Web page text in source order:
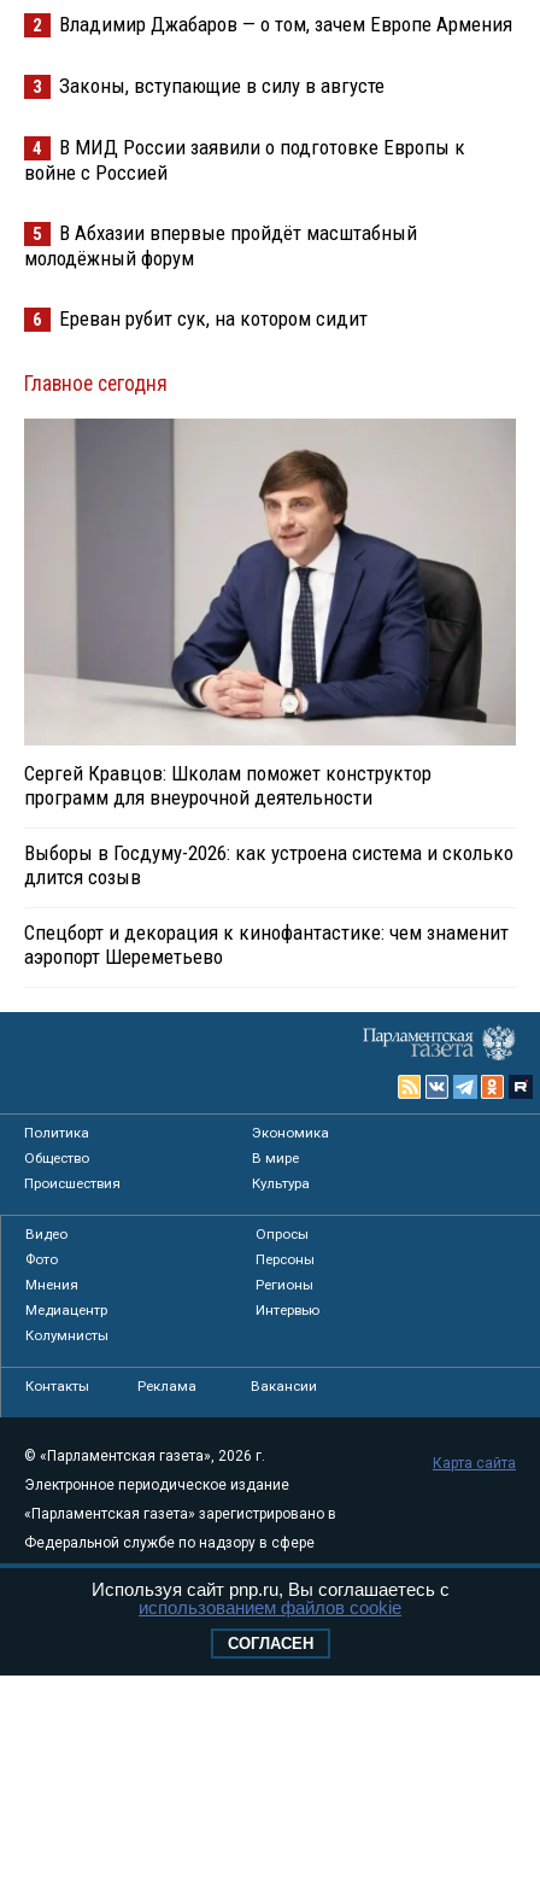
2 Владимир Джабаров — о том, зачем Европе Армения
3 Законы, вступающие в силу в августе
4
В МИД России заявили о подготовке Европы к
войне с Россией
5
В Абхазии впервые пройдёт масштабный
молодёжный форум
6 Ереван рубит сук, на котором сидит
Главное сегодня
Сергей Кравцов: Школам поможет конструктор
программ для внеурочной деятельности
Выборы в Госдуму-2026: как устроена система и сколько
длится созыв
Спецборт и декорация к кинофантастике: чем знаменит
аэропорт Шереметьево
Политика
Экономика
Общество
В мире
Происшествия
Культура
Видео
Опросы
Фото
Персоны
Мнения
Регионы
Медиацентр
Интервью
Колумнисты
Контакты Реклама Вакансии
© «Парламентская газета», 2026 г.
Электронное периодическое издание
«Парламентская газета» зарегистрировано в
Федеральной службе по надзору в сфере
связи, информационных технологий и
массовых коммуникаций (Роскомнадзор) 05
Свидетельство о регистрации Эл № ФС77-
Карта сайта
Используя сайт pnp.ru, Вы соглашаетесь с
использованием файлов cookie
СОГЛАСЕН